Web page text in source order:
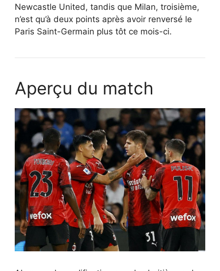
Newcastle United, tandis que Milan, troisième,
n’est qu’à deux points après avoir renversé le
Paris Saint-Germain plus tôt ce mois-ci.
Aperçu du match